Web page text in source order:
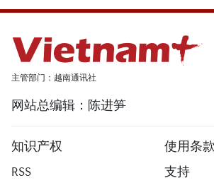
主管部门：越南通讯社
网站总编辑：陈进笋
知识产权
使用条款
RSS
支持